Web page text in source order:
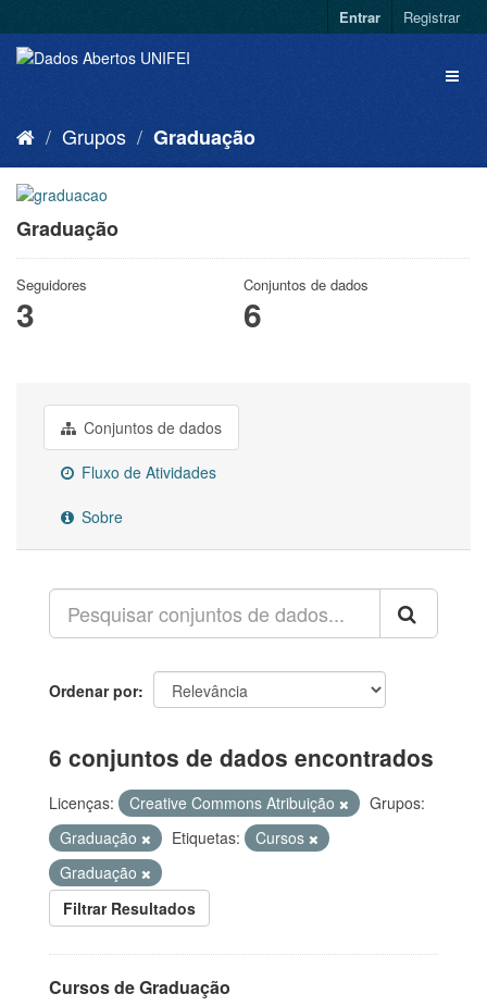
Entrar Registrar
Grupos Graduação
Graduação
Seguidores
3
Conjuntos de dados
6
Conjuntos de dados
Fluxo de Atividades
Sobre
Ordenar por
6 conjuntos de dados encontrados
Licenças: Creative Commons Atribuição
Grupos:
Graduação
Etiquetas:
Cursos
Graduação
Filtrar Resultados
Cursos de Graduação